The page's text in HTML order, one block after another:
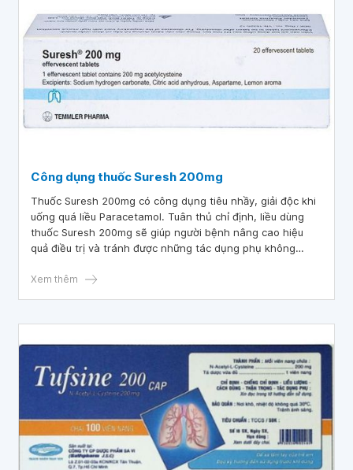
Công dụng thuốc Suresh 200mg
Thuốc Suresh 200mg có công dụng tiêu nhầy, giải độc khi
uống quá liều Paracetamol. Tuân thủ chỉ định, liều dùng
thuốc Suresh 200mg sẽ giúp người bệnh nâng cao hiệu
quả điều trị và tránh được những tác dụng phụ không
Xem thêm